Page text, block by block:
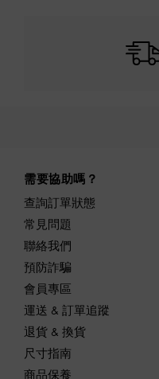
需要協助嗎？
查詢訂單狀態
常見問題
聯絡我們
預防詐騙
會員專區
運送 & 訂單追蹤
退貨 & 換貨
尺寸指南
商品保養